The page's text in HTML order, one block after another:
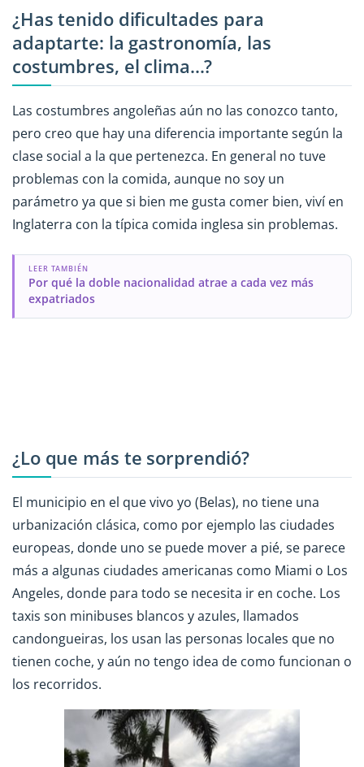
¿Has tenido dificultades para
adaptarte: la gastronomía, las
costumbres, el clima...?
Las costumbres angoleñas aún no las conozco tanto,
pero creo que hay una diferencia importante según la
clase social a la que pertenezca. En general no tuve
problemas con la comida, aunque no soy un
parámetro ya que si bien me gusta comer bien, viví en
Inglaterra con la típica comida inglesa sin problemas.
LEER TAMBIÉN
Por qué la doble nacionalidad atrae a cada vez más
expatriados
¿Lo que más te sorprendió?
El municipio en el que vivo yo (Belas), no tiene una
urbanización clásica, como por ejemplo las ciudades
europeas, donde uno se puede mover a pié, se parece
más a algunas ciudades americanas como Miami o Los
Angeles, donde para todo se necesita ir en coche. Los
taxis son minibuses blancos y azules, llamados
candongueiras, los usan las personas locales que no
tienen coche, y aún no tengo idea de como funcionan o
los recorridos.